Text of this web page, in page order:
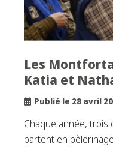
Les
Katia et
Publié le 28 avril
Chaque année, trois
partent en